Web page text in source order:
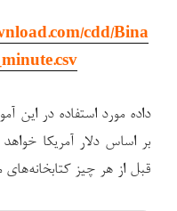
cdd/Bina
داده مورد استفاده در این
بر اساس دلار آمریکا
قبل از هر چیز کتابخانه‌های